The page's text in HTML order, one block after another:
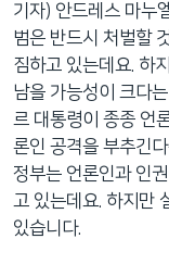
기자) 안드레스 마누
범은 반드시 처벌할
짐하고 있는데요. 하
남을 가능성이 크다
르 대통령이 종종 언
론인 공격을 부추긴
정부는 언론인과 인
고 있는데요. 하지만
있습니다.